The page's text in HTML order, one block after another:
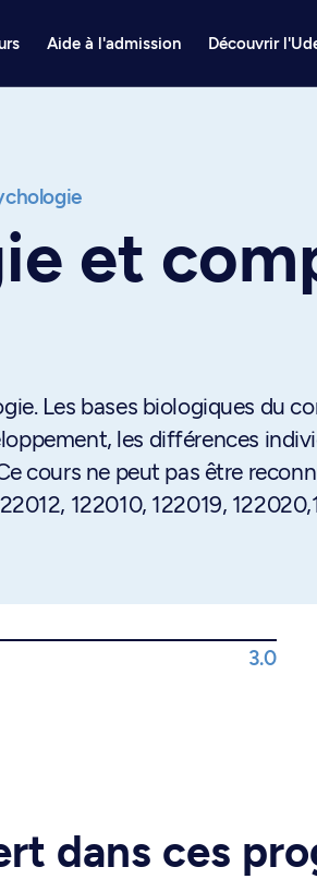
Aide à l'admission Découvrir
et
Les bases biologiques du
les différences
cours ne peut pas être
122010, 122019,
3.0
dans ces